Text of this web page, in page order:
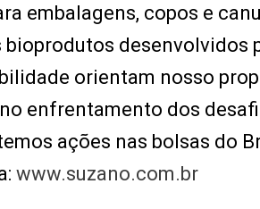
embalagens, copos e
bioprodutos desenvolvidos
orientam nosso
enfrentamento dos
ações nas bolsas do
www.suzano.com.br